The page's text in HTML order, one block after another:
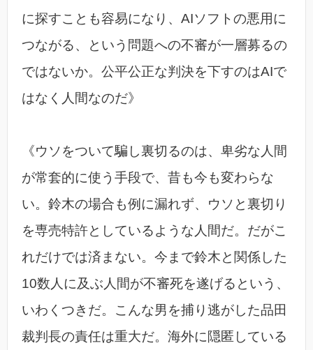
に探すことも容易になり、AIソフトの悪用に
つながる、という問題への不審が一層募るの
ではないか。公平公正な判決を下すのはAIで
はなく人間なのだ》
《ウソをついて騙し裏切るのは、卑劣な人間
が常套的に使う手段で、昔も今も変わらな
い。鈴木の場合も例に漏れず、ウソと裏切り
を専売特許としているような人間だ。だがこ
れだけでは済まない。今まで鈴木と関係した
10数人に及ぶ人間が不審死を遂げるという、
いわくつきだ。こんな男を捕り逃がした品田
裁判長の責任は重大だ。海外に隠匿している